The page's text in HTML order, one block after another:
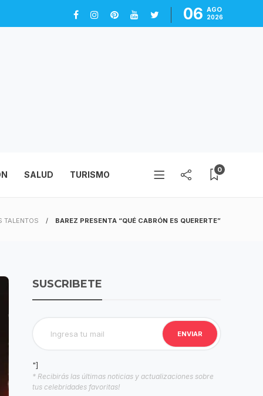
06 AGO
2026
SALUD TURISMO 0
TALENTOS BAREZ PRESENTA “QUÉ CABRÓN ES QUERERTE”
SUSCRIBETE
"]
* Recibirás las últimas noticias y actualizaciones sobre
tus celebridades favoritas!